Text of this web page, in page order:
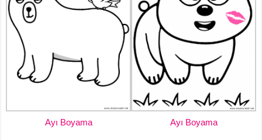
Ayı Boyama Ayı Boyama